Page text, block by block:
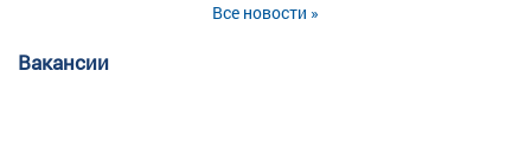
Все новости »
Вакансии